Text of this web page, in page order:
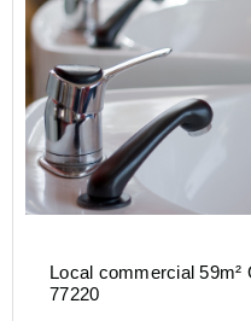
Local commercial
77220